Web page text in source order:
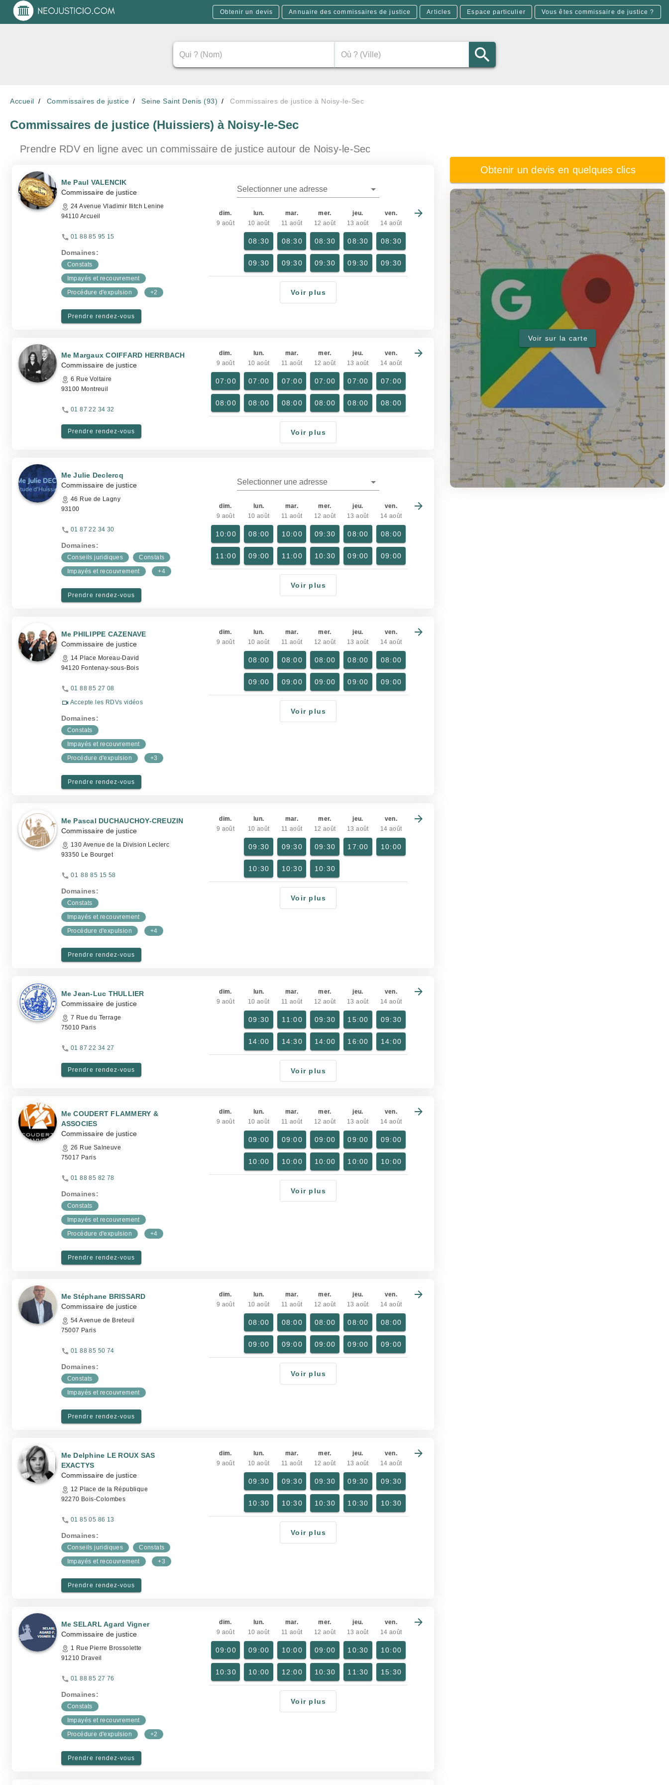
Obtenir un devis Annuaire des commissaires de justice Articles Espace particulier Vous êtes commissaire de justice ?
Accueil Commissaires de justice Seine Saint Denis (93) Commissaires de justice à Noisy-le-Sec
Commissaires de justice (Huissiers) à Noisy-le-Sec
Prendre RDV en ligne avec un commissaire de justice autour de Noisy-le-Sec
Me Paul VALENCIK
Commissaire de justice
24 Avenue Vladimir Ilitch Lenine
94110 Arcueil
01 88 85 95 15
Domaines:
Constats
Impayés et recouvrement
Procédure d'expulsion
+2
Prendre rendez-vous
Selectionner une adresse
dim.
9 août
lun.
10 août
08:30
09:30
mar.
11 août
08:30
09:30
mer.
12 août
08:30
09:30
jeu.
13 août
08:30
09:30
ven.
14 août
08:30
09:30
Voir plus
Me Margaux COIFFARD HERRBACH
Commissaire de justice
6 Rue Voltaire
93100 Montreuil
01 87 22 34 32
Prendre rendez-vous
dim.
9 août
07:00
08:00
lun.
10 août
07:00
08:00
mar.
11 août
07:00
08:00
mer.
12 août
07:00
08:00
jeu.
13 août
07:00
08:00
ven.
14 août
07:00
08:00
Voir plus
Me Julie Declercq
Commissaire de justice
46 Rue de Lagny
93100
01 87 22 34 30
Domaines:
Conseils juridiques
Constats
Impayés et recouvrement
+4
Prendre rendez-vous
Selectionner une adresse
dim.
9 août
10:00
11:00
lun.
10 août
08:00
09:00
mar.
11 août
10:00
11:00
mer.
12 août
09:30
10:30
jeu.
13 août
08:00
09:00
ven.
14 août
08:00
09:00
Voir plus
Me PHILIPPE CAZENAVE
Commissaire de justice
14 Place Moreau-David
94120 Fontenay-sous-Bois
01 88 85 27 08
Accepte les RDVs vidéos
Domaines:
Constats
Impayés et recouvrement
Procédure d'expulsion
+3
Prendre rendez-vous
dim.
9 août
lun.
10 août
08:00
09:00
mar.
11 août
08:00
09:00
mer.
12 août
08:00
09:00
jeu.
13 août
08:00
09:00
ven.
14 août
08:00
09:00
Voir plus
Me Pascal DUCHAUCHOY-CREUZIN
Commissaire de justice
130 Avenue de la Division Leclerc
93350 Le Bourget
01 88 85 15 58
Domaines:
Constats
Impayés et recouvrement
Procédure d'expulsion
+4
Prendre rendez-vous
dim.
9 août
lun.
10 août
09:30
10:30
mar.
11 août
09:30
10:30
mer.
12 août
09:30
10:30
jeu.
13 août
17:00
ven.
14 août
10:00
Voir plus
Me Jean-Luc THULLIER
Commissaire de justice
7 Rue du Terrage
75010 Paris
01 87 22 34 27
Prendre rendez-vous
dim.
9 août
lun.
10 août
09:30
14:00
mar.
11 août
11:00
14:30
mer.
12 août
09:30
14:00
jeu.
13 août
15:00
16:00
ven.
14 août
09:30
14:00
Voir plus
Me COUDERT FLAMMERY &
ASSOCIES
Commissaire de justice
26 Rue Salneuve
75017 Paris
01 88 85 82 78
Domaines:
Constats
Impayés et recouvrement
Procédure d'expulsion
+4
Prendre rendez-vous
dim.
9 août
lun.
10 août
09:00
10:00
mar.
11 août
09:00
10:00
mer.
12 août
09:00
10:00
jeu.
13 août
09:00
10:00
ven.
14 août
09:00
10:00
Voir plus
Me Stéphane BRISSARD
Commissaire de justice
54 Avenue de Breteuil
75007 Paris
01 88 85 50 74
Domaines:
Constats
Impayés et recouvrement
Prendre rendez-vous
dim.
9 août
lun.
10 août
08:00
09:00
mar.
11 août
08:00
09:00
mer.
12 août
08:00
09:00
jeu.
13 août
08:00
09:00
ven.
14 août
08:00
09:00
Voir plus
Me Delphine LE ROUX SAS
EXACTYS
Commissaire de justice
12 Place de la République
92270 Bois-Colombes
01 85 05 86 13
Domaines:
Conseils juridiques
Constats
Impayés et recouvrement
+3
Prendre rendez-vous
dim.
9 août
lun.
10 août
09:30
10:30
mar.
11 août
09:30
10:30
mer.
12 août
09:30
10:30
jeu.
13 août
09:30
10:30
ven.
14 août
09:30
10:30
Voir plus
Me SELARL Agard Vigner
Commissaire de justice
1 Rue Pierre Brossolette
91210 Draveil
01 88 85 27 76
Domaines:
Constats
Impayés et recouvrement
Procédure d'expulsion
+2
Prendre rendez-vous
dim.
9 août
09:00
10:30
lun.
10 août
09:00
10:00
mar.
11 août
10:00
12:00
mer.
12 août
09:00
10:30
jeu.
13 août
10:30
11:30
ven.
14 août
10:00
15:30
Voir plus
Obtenir un devis en quelques clics
Voir sur la carte